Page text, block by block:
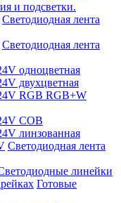
и подсветки.
Светодиодная лента
Светодиодная лента
одноцветная
двухцветная
RGB RGB+W
COB
линзованная
Светодиодная лента
линейки
Готовые